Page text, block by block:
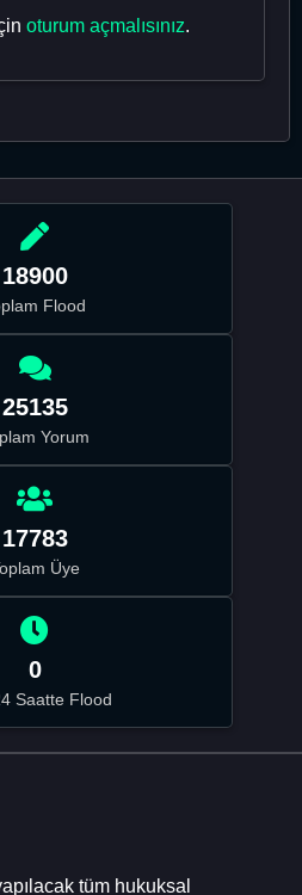
oturum açmalısınız.
18900
Flood
25135
Yorum
17783
Üye
0
Saatte Flood
tüm hukuksal